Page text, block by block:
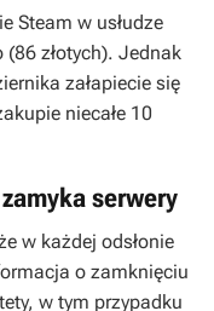
Steam w usłudze
złotych). Jednak
załapiecie się
niecałe 10
serwery
w każdej odsłonie
o zamknięciu
w tym przypadku